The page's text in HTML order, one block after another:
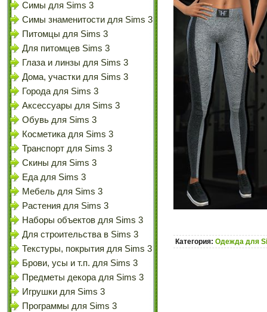
Симы для Sims 3
Симы знаменитости для Sims 3
Питомцы для Sims 3
Для питомцев Sims 3
Глаза и линзы для Sims 3
Дома, участки для Sims 3
Города для Sims 3
Аксессуары для Sims 3
Обувь для Sims 3
Косметика для Sims 3
Транспорт для Sims 3
Скины для Sims 3
Еда для Sims 3
Мебель для Sims 3
Растения для Sims 3
Наборы объектов для Sims 3
Для строительства в Sims 3
Текстуры, покрытия для Sims 3
Брови, усы и т.п. для Sims 3
Предметы декора для Sims 3
Игрушки для Sims 3
Программы для Sims 3
Категория: Одежда для